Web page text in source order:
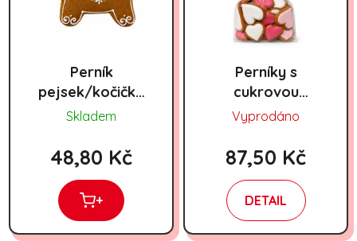
Perník
pejsek/kočička
25g
Skladem
48,80 Kč
+
Perníky s
cukrovou
polevou srdíčka
Vyprodáno
87,50 Kč
DETAIL